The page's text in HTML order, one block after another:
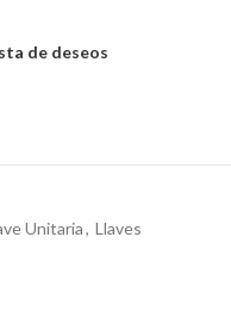
de deseos
Unitaria, Llaves